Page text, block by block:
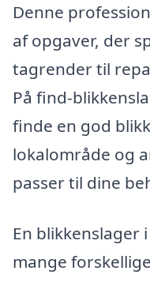
Denne
af opgaver, der
tagrender til
På find-
finde en god
lokalområde og
passer til dine
En blikkenslager
mange